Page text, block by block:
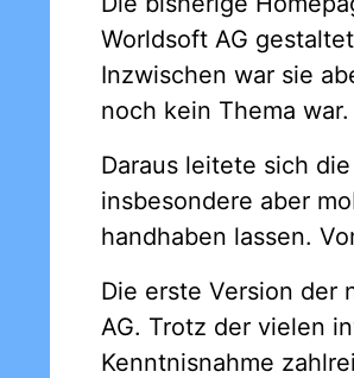
Worldsoft AG
Inzwischen war sie
noch kein Thema war.
Daraus leitete sich
insbesondere aber
handhaben lassen.
Die erste Version der
AG. Trotz der vielen
Kenntnisnahme